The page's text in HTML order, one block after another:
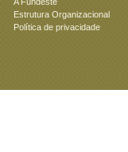
Estrutura Organizacional
Política de privacidade